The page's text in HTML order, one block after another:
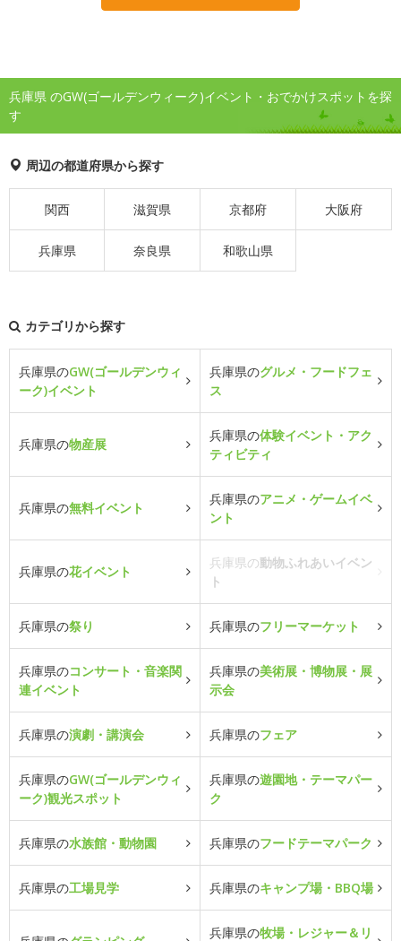
兵庫県 のGW(ゴールデンウィーク)イベント・おでかけスポットを探
す
周辺の都道府県から探す
関西 滋賀県 京都府 大阪府
兵庫県 奈良県 和歌山県
カテゴリから探す
兵庫県のGW(ゴールデンウィ
ーク)イベント
兵庫県のグルメ・フードフェ
ス
兵庫県の物産展
兵庫県の体験イベント・アク
ティビティ
兵庫県の無料イベント
兵庫県のアニメ・ゲームイベ
ント
兵庫県の花イベント
兵庫県の動物ふれあいイベン
ト
兵庫県の祭り 兵庫県のフリーマーケット
兵庫県のコンサート・音楽関
連イベント
兵庫県の美術展・博物展・展
示会
兵庫県の演劇・講演会 兵庫県のフェア
兵庫県のGW(ゴールデンウィ
ーク)観光スポット
兵庫県の遊園地・テーマパー
ク
兵庫県の水族館・動物園 兵庫県のフードテーマパーク
兵庫県の工場見学 兵庫県のキャンプ場・BBQ場
兵庫県の牧場・レジャー＆リ